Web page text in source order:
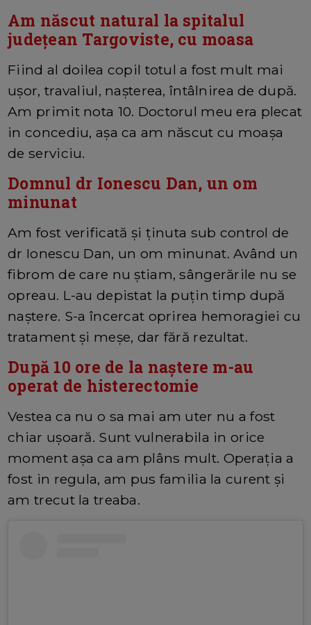
Am născut natural la spitalul
județean Targoviste, cu moasa
Fiind al doilea copil totul a fost mult mai
ușor, travaliul, nașterea, întâlnirea de după.
Am primit nota 10. Doctorul meu era plecat
in concediu, așa ca am născut cu moașa
de serviciu.
Domnul dr Ionescu Dan, un om
minunat
Am fost verificată și ținuta sub control de
dr Ionescu Dan, un om minunat. Având un
fibrom de care nu știam, sângerările nu se
opreau. L-au depistat la puțin timp după
naștere. S-a încercat oprirea hemoragiei cu
tratament și meșe, dar fără rezultat.
După 10 ore de la naștere m-au
operat de histerectomie
Vestea ca nu o sa mai am uter nu a fost
chiar ușoară. Sunt vulnerabila in orice
moment așa ca am plâns mult. Operația a
fost in regula, am pus familia la curent și
am trecut la treaba.